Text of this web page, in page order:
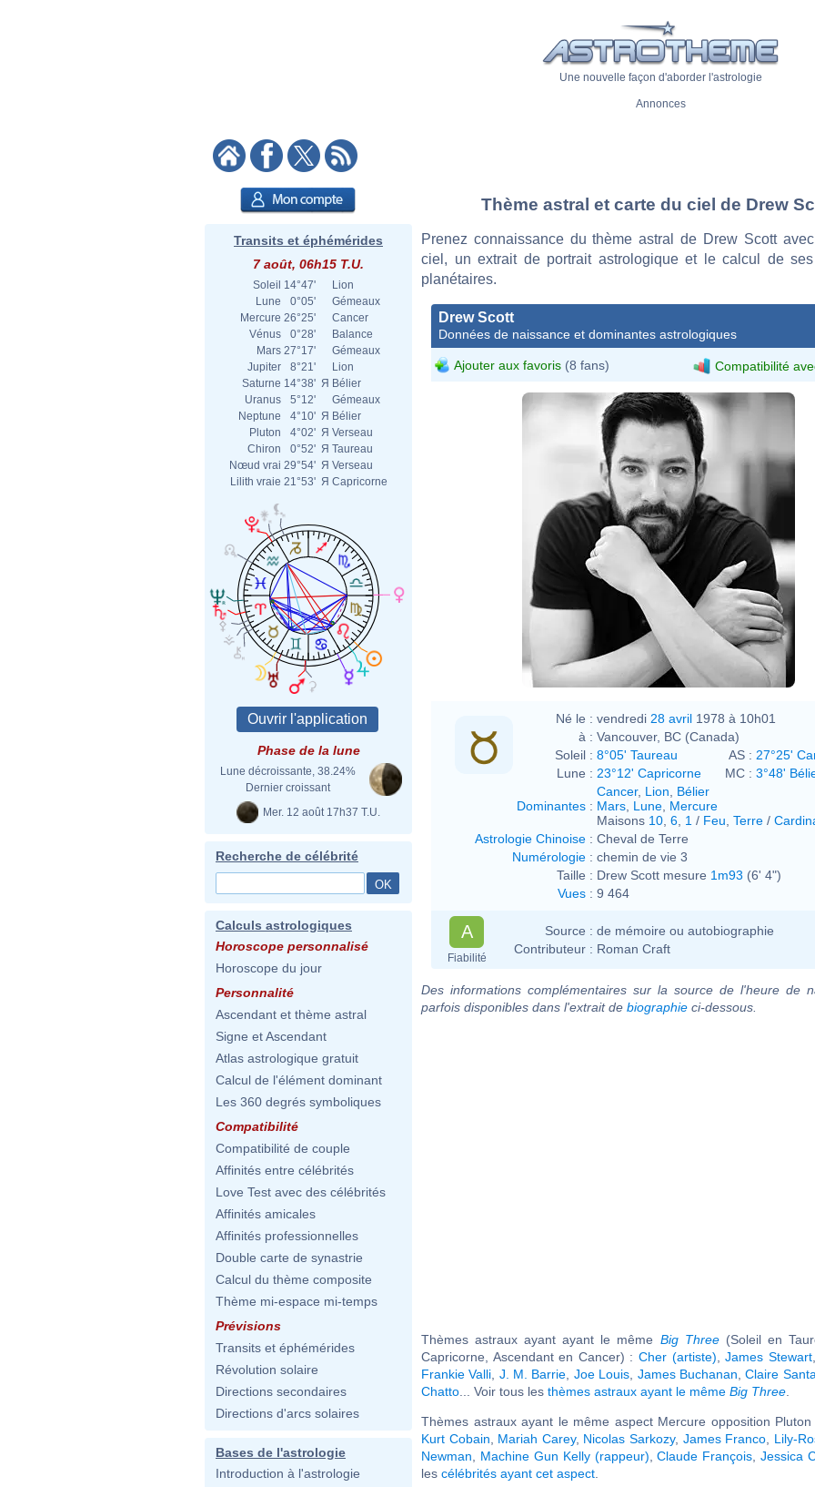
Une nouvelle façon d'aborder l'astrologie
Annonces
Transits et éphémérides
7 août, 06h15 T.U.
Soleil 14°47'
Lion
Lune
0°05'
Gémeaux
Mercure 26°25'
Cancer
Vénus
0°28'
Balance
Mars 27°17'
Gémeaux
Jupiter
8°21'
Lion
Saturne 14°38' Я Bélier
Uranus
5°12'
Gémeaux
Neptune
4°10' Я Bélier
Pluton
4°02' Я Verseau
Chiron
0°52' Я Taureau
Nœud vrai 29°54' Я Verseau
Lilith vraie 21°53' Я Capricorne
Phase de la lune
Lune décroissante, 38.24%
Dernier croissant
Mer. 12 août 17h37 T.U.
Recherche de célébrité
Calculs astrologiques
Horoscope personnalisé
Horoscope du jour
Personnalité
Ascendant et thème astral
Signe et Ascendant
Atlas astrologique gratuit
Calcul de l'élément dominant
Les 360 degrés symboliques
Compatibilité
Compatibilité de couple
Affinités entre célébrités
Love Test avec des célébrités
Affinités amicales
Affinités professionnelles
Double carte de synastrie
Calcul du thème composite
Thème mi-espace mi-temps
Prévisions
Transits et éphémérides
Révolution solaire
Directions secondaires
Directions d'arcs solaires
Bases de l'astrologie
Introduction à l'astrologie
Thème astral et carte du ciel de Drew
Prenez connaissance du thème astral de Drew Scott
ciel, un extrait de portrait astrologique et le calcul de
planétaires.
Drew Scott
Données de naissance et dominantes astrologiques
Ajouter aux favoris (8 fans) Compatibilité
Né le : vendredi 28 avril 1978 à 10h01
à : Vancouver, BC (Canada)
Soleil : 8°05' Taureau AS : 27°25'
Lune : 23°12' Capricorne MC : 3°48'
Dominantes :
Cancer, Lion
Bélier
Mars Lune Mercure
Maisons 10 6 1 / Feu Terre /
Astrologie Chinoise : Cheval de Terre
Numérologie : chemin de vie 3
Taille : Drew Scott mesure 1m93 (6' 4")
Vues : 9 464
A
Fiabilité
Source : de mémoire ou autobiographie
Contributeur : Roman Craft
Des informations complémentaires sur la source de l'heure de
parfois disponibles dans l'extrait de biographie ci-dessous.
Thèmes astraux ayant ayant le même Big Three(Soleil en
Capricorne, Ascendant en Cancer) : Cher (artiste) ,James Stewart,
Frankie Valli J. M. Barrie Joe Louis James Buchanan ,Claire
Chatto ... Voir tous les thèmes astraux ayant le même Big Three
Thèmes astraux ayant le même aspect Mercure opposition
Kurt Cobain
Mariah Carey, Nicolas Sarkozy, James Franco Lily-
Newman
Machine Gun Kelly (rappeur) ,Claude François ,Jessica
les célébrités ayant cet aspect